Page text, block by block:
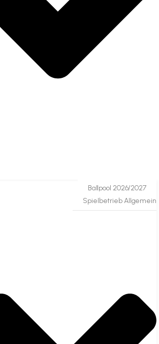
Ballpool 2026/2027
Spielbetrieb Allgemein